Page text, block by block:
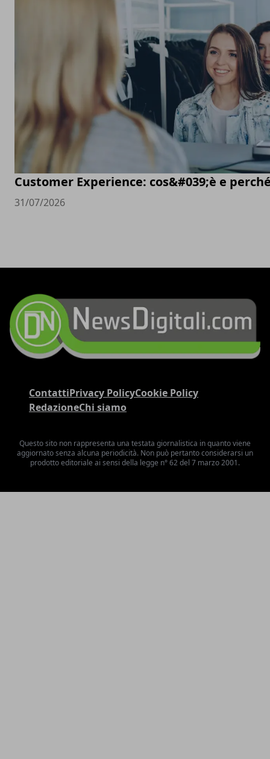
Customer Experience: cos&#039;è e
31/07/2026
ContattiPrivacy PolicyCookie Policy
RedazioneChi siamo
Questo sito non rappresenta una testata giornalistica in quanto viene
aggiornato senza alcuna periodicità. Non può pertanto considerarsi un
prodotto editoriale ai sensi della legge n° 62 del 7 marzo 2001.